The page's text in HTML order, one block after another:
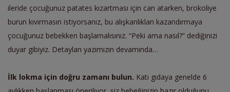
ileride çocuğunuz patates kızartması için can atarken, brokoliye
burun kıvırmasın istiyorsanız, bu alışkanlıkları kazandırmaya
çocuğunuz bebekken başlamalısınız. “Peki ama nasıl?” dediğinizi
duyar gibiyiz. Detayları yazımızın devamında…
İlk lokma için doğru zamanı bulun. Katı gıdaya genelde 6